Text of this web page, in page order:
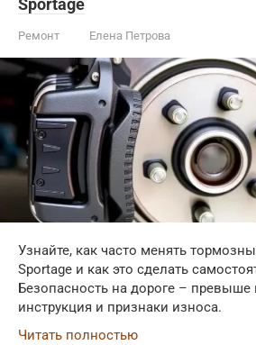
Ремонт Елена Петрова
Узнайте, как часто менять
Sportage и как это сделать
Безопасность на дороге – превыше
инструкция и признаки износа.
Читать полностью